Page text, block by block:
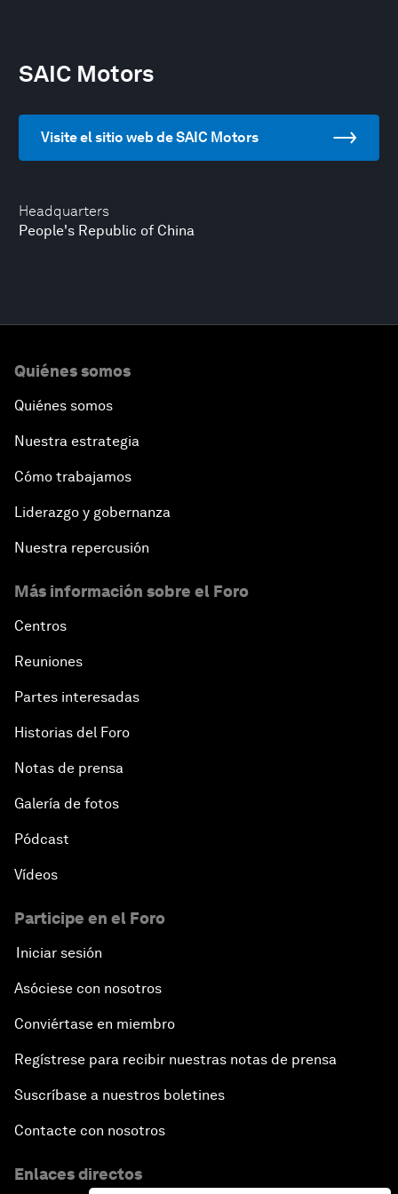
Headquarters
People's Republic of China
SAIC Motors
Visite el sitio web de SAIC Motors
Quiénes somos
Quiénes somos
Nuestra estrategia
Cómo trabajamos
Liderazgo y gobernanza
Nuestra repercusión
Más información sobre el Foro
Centros
Reuniones
Partes interesadas
Historias del Foro
Notas de prensa
Galería de fotos
Pódcast
Vídeos
Participe en el Foro
Iniciar sesión
Asóciese con nosotros
Conviértase en miembro
Regístrese para recibir nuestras notas de prensa
Suscríbase a nuestros boletines
Contacte con nosotros
Enlaces directos